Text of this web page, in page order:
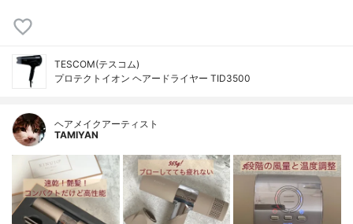
TESCOM(テスコム)
プロテクトイオン ヘアードライヤー TID3500
ヘアメイクアーティスト
TAMIYAN